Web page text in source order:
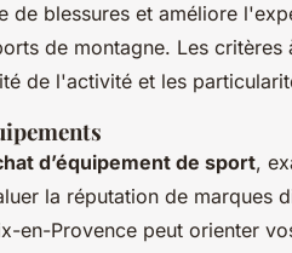
de blessures et améliore
de montagne. Les critères
de l'activité et les
d’équipement de sport,
la réputation de marques
en-Provence peut orienter